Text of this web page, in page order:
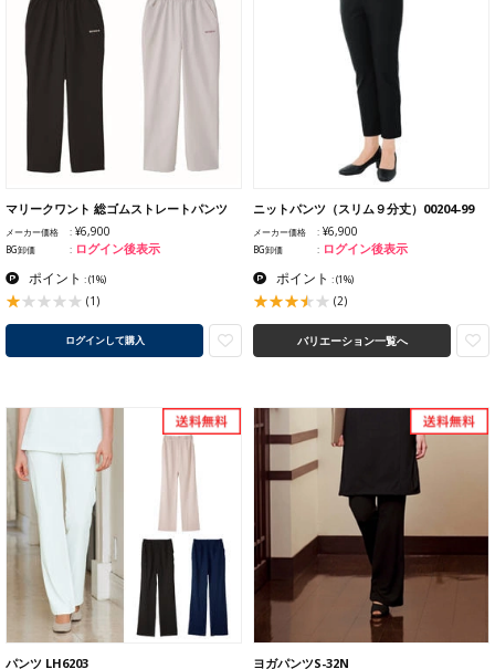
マリークワント 総ゴムストレートパンツ
メーカー価格 ¥6,900
BG卸価 ログイン後表示
ポイント :(1%)
(1)
ログインして購入
ニットパンツ（スリム９分丈）00204-99
メーカー価格 ¥6,900
BG卸価 ログイン後表示
ポイント :(1%)
(2)
バリエーション一覧へ
パンツ LH6203 ヨガパンツS-32N